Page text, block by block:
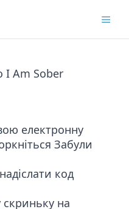
I Am Sober
електронну
Забули
код
на